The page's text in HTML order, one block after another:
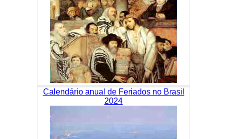
Calendário anual de Feriados no Brasil
2024